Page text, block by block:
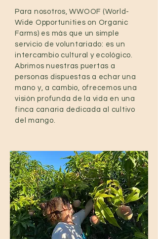
Para nosotros, WWOOF (World-
Wide Opportunities on Organic
Farms) es más que un simple
servicio de voluntariado: es un
intercambio cultural y ecológico.
Abrimos nuestras puertas a
personas dispuestas a echar una
mano y, a cambio, ofrecemos una
visión profunda de la vida en una
finca canaria dedicada al cultivo
del mango.